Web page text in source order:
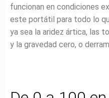
funcionan en condiciones
este portátil para todo lo
ya sea la aridez ártica, las
y la gravedad cero, o